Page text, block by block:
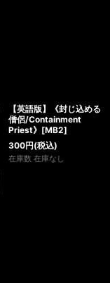
【英語版】《封じ込める
僧侶/Containment
Priest》[MB2]
300円(税込)
在庫数 在庫なし